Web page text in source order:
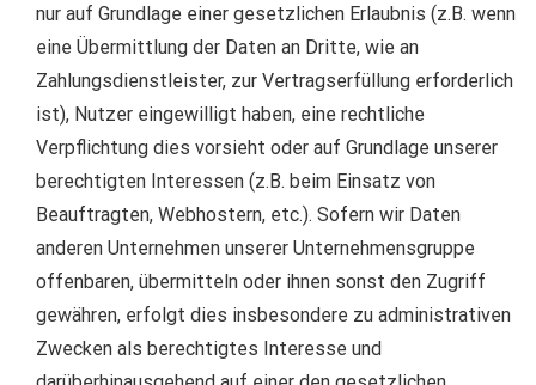
nur auf Grundlage einer gesetzlichen Erlaubnis (z.B. wenn
eine Übermittlung der Daten an Dritte, wie an
Zahlungsdienstleister, zur Vertragserfüllung erforderlich
ist), Nutzer eingewilligt haben, eine rechtliche
Verpflichtung dies vorsieht oder auf Grundlage unserer
berechtigten Interessen (z.B. beim Einsatz von
Beauftragten, Webhostern, etc.). Sofern wir Daten
anderen Unternehmen unserer Unternehmensgruppe
offenbaren, übermitteln oder ihnen sonst den Zugriff
gewähren, erfolgt dies insbesondere zu administrativen
Zwecken als berechtigtes Interesse und